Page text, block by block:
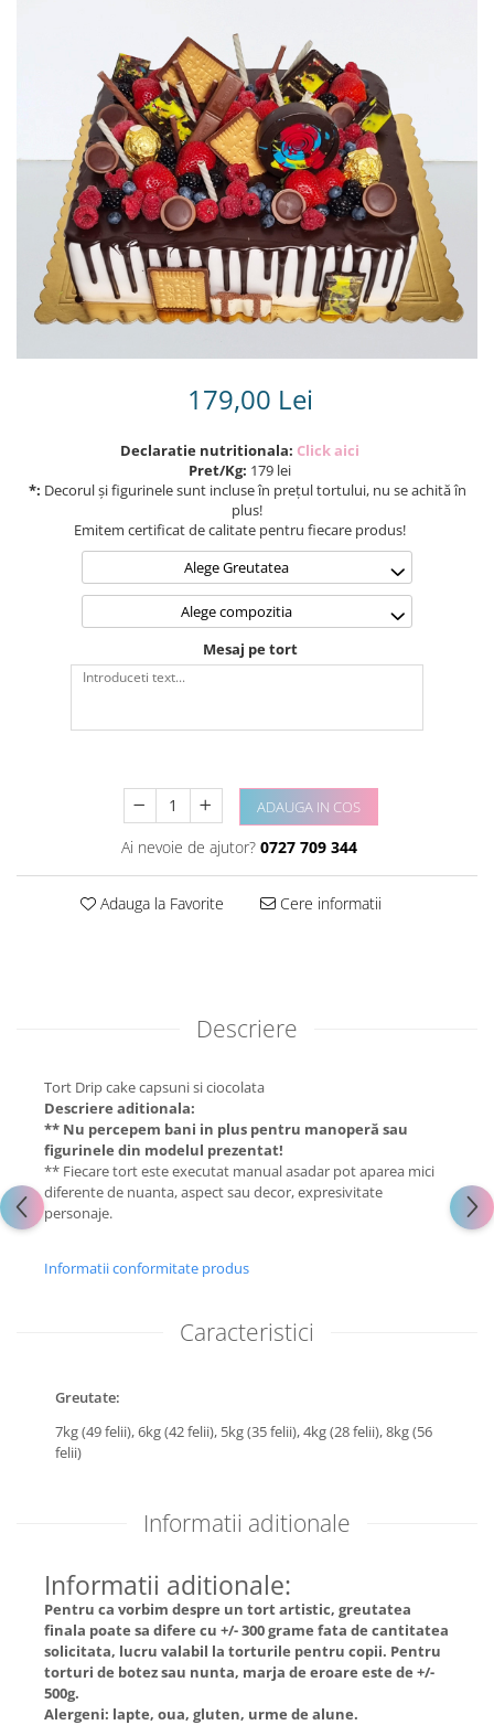
Torturi cu flori
Tortulețe 1.7 kg - 2 kg
179,00 Lei
Declaratie nutritionala: Click aici
Pret/Kg: 179 lei
*: Decorul și figurinele sunt incluse în prețul tortului, nu se achită în
plus!
Emitem certificat de calitate pentru fiecare produs!
Alege Greutatea
Alege compozitia
Mesaj pe tort
ADAUGA IN COS
Ai nevoie de ajutor? 0727 709 344
Adauga la Favorite Cere informatii
Descriere
Tort Drip cake capsuni si ciocolata
Descriere aditionala:
** Nu percepem bani in plus pentru manoperă sau
figurinele din modelul prezentat!
** Fiecare tort este executat manual asadar pot aparea mici
diferente de nuanta, aspect sau decor, expresivitate
personaje.
Informatii conformitate produs
Caracteristici
Greutate:
7kg (49 felii),6kg (42 felii), 5kg (35 felii),4kg (28 felii),8kg (56
felii)
Informatii aditionale
Informatii aditionale:
Pentru ca vorbim despre un tort artistic, greutatea
finala poate sa difere cu +/- 300 grame fata de cantitatea
solicitata, lucru valabil la torturile pentru copii. Pentru
torturi de botez sau nunta, marja de eroare este de +/-
500g.
Alergeni: lapte, oua, gluten, urme de alune.